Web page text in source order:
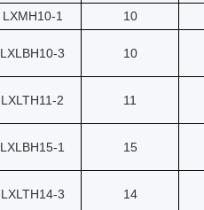
LXMH10-1 10
LXLBH10-3 10
LXLTH11-2 11
LXLBH15-1 15
LXLTH14-3 14